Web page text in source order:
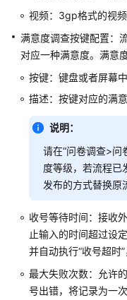
放
音
收
语
选
择
菜
单
配
置
呼
叫
视频：3gp格式的视
满意度调查按键配置：
对应一种满意度。满意
按键：键盘或者屏幕
描述：按键对应的满
说明：
请在“问卷调查>问
度等级，若流程已
发布的方式替换原
收号等待时间：接收
止输入的时间超过设
并自动执行“收号超时”
最大失败次数：允许
号出错，将记录为一